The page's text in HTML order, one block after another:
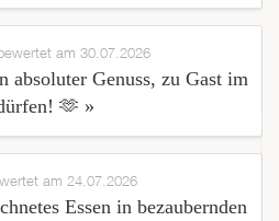
am 30.07.2026
absoluter Genuss, zu Gast im
🫶 »
am 24.07.2026
Essen in bezaubernden